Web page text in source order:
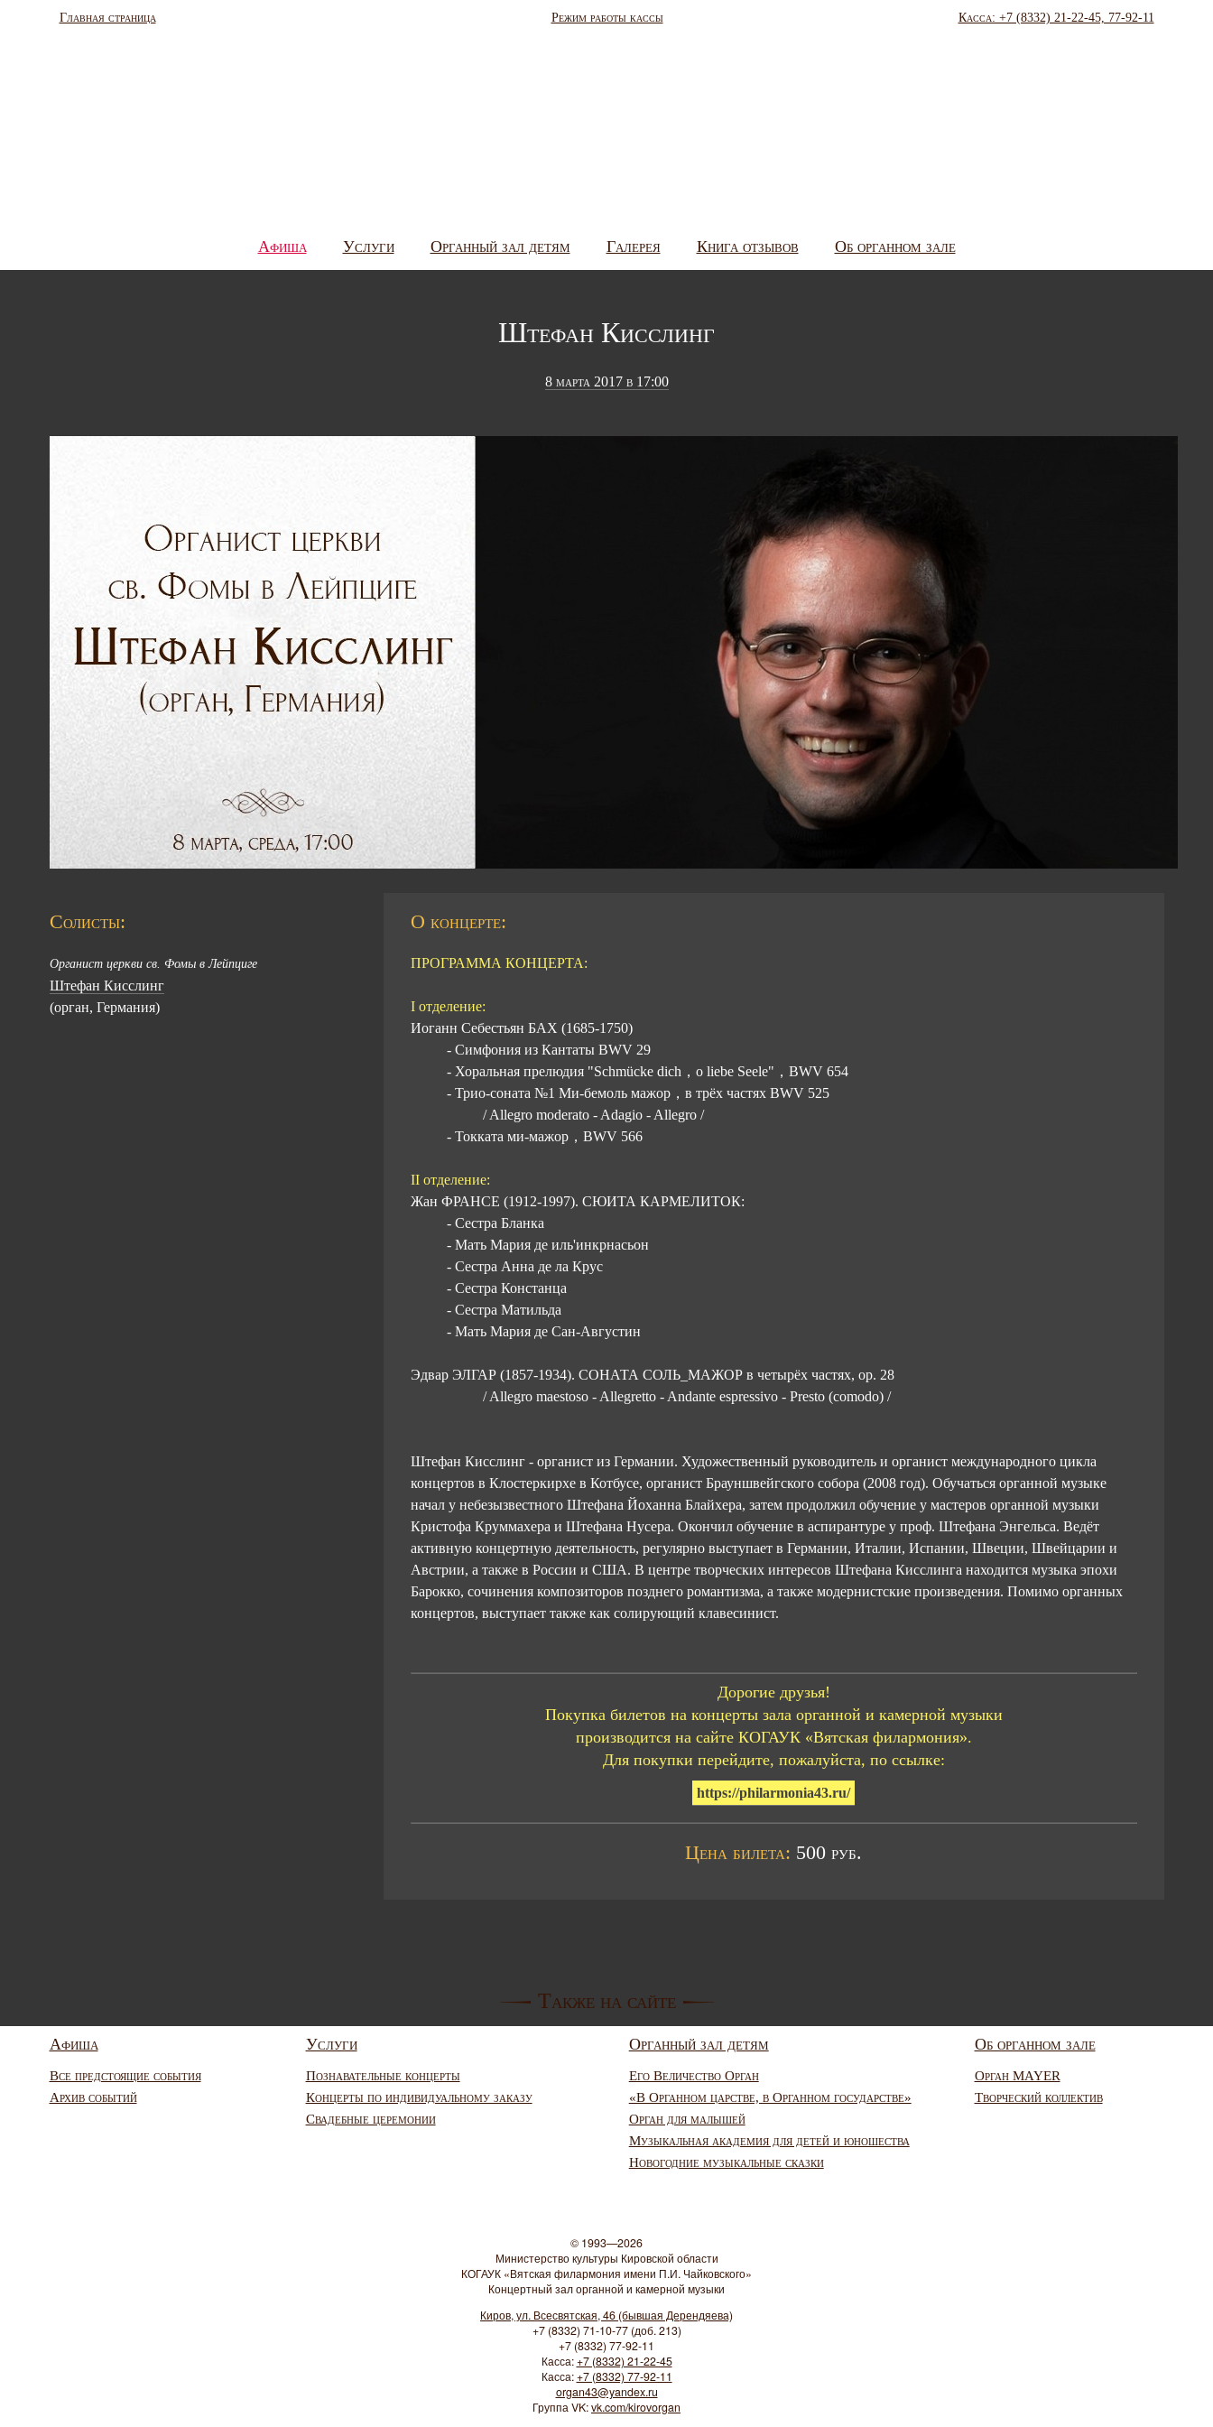
Главная страница Режим работы кассы Касса: +7 (8332) 21-22-45, 77-92-11
Афиша Услуги Органный зал детям Галерея Книга отзывов Об органном зале
Штефан Кисслинг
8 марта 2017 в 17:00
Солисты:
Органист церкви св. Фомы в Лейпциге
Штефан Кисслинг
(орган, Германия)
О концерте:
ПРОГРАММА КОНЦЕРТА:
I отделение:
Иоганн Себестьян БАХ (1685-1750)
- Симфония из Кантаты BWV 29
- Хоральная прелюдия "Schmücke dich，o liebe Seele"，BWV 654
- Трио-соната №1 Ми-бемоль мажор，в трёх частях BWV 525
/ Allegro moderato - Adagio - Allegro /
- Токката ми-мажор，BWV 566
II отделение:
Жан ФРАНСЕ (1912-1997). СЮИТА КАРМЕЛИТОК:
- Сестра Бланка
- Мать Мария де иль'инкрнасьон
- Сестра Анна де ла Крус
- Сестра Констанца
- Сестра Матильда
- Мать Мария де Сан-Августин
Эдвар ЭЛГАР (1857-1934). СОНАТА СОЛЬ_МАЖОР в четырёх частях, op. 28
/ Allegro maestoso - Allegretto - Andante espressivo - Presto (comodo) /
Штефан Кисслинг - органист из Германии. Художественный руководитель и органист международного цикла
концертов в Клостеркирхе в Котбусе, органист Брауншвейгского собора (2008 год). Обучаться органной музыке
начал у небезызвестного Штефана Йоханна Блайхера, затем продолжил обучение у мастеров органной музыки
Кристофа Круммахера и Штефана Нусера. Окончил обучение в аспирантуре у проф. Штефана Энгельса. Ведёт
активную концертную деятельность, регулярно выступает в Германии, Италии, Испании, Швеции, Швейцарии и
Австрии, а также в России и США. В центре творческих интересов Штефана Кисслинга находится музыка эпохи
Барокко, сочинения композиторов позднего романтизма, а также модернистские произведения. Помимо органных
концертов, выступает также как солирующий клавесинист.
Дорогие друзья!
Покупка билетов на концерты зала органной и камерной музыки
производится на сайте КОГАУК «Вятская филармония».
Для покупки перейдите, пожалуйста, по ссылке:
https://philarmonia43.ru/
Цена билета: 500 руб.
Также на сайте
Афиша
Все предстоящие события
Архив событий
Услуги
Познавательные концерты
Концерты по индивидуальному заказу
Свадебные церемонии
Органный зал детям
Его Величество Орган
«В Органном царстве, в Органном государстве»
Орган для малышей
Музыкальная академия для детей и юношества
Новогодние музыкальные сказки
Об органном зале
Орган MAYER
Творческий коллектив
© 1993—2026
Министерство культуры Кировской области
КОГАУК «Вятская филармония имени П.И. Чайковского»
Концертный зал органной и камерной музыки
Киров, ул. Всесвятская, 46 (бывшая Дерендяева)
+7 (8332) 71-10-77 (доб. 213)
+7 (8332) 77-92-11
Касса:+7 (8332) 21-22-45
Касса:+7 (8332) 77-92-11
organ43@yandex.ru
Группа VK:vk.com/kirovorgan